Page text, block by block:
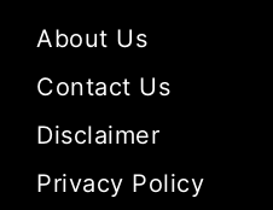
About Us
Contact Us
Disclaimer
Privacy Policy